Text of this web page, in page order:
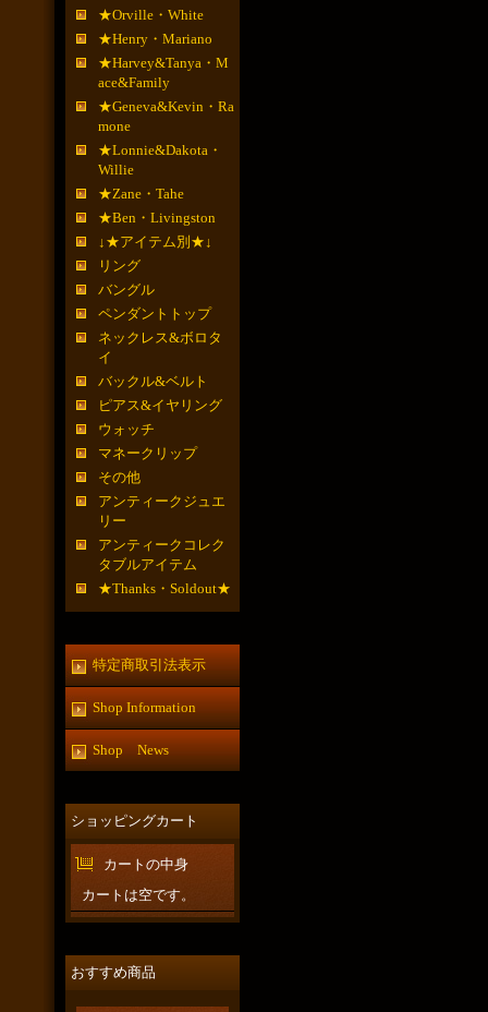
★Orville・White
★Henry・Mariano
★Harvey&Tanya・M
ace&Family
★Geneva&Kevin・Ra
mone
★Lonnie&Dakota・
Willie
★Zane・Tahe
★Ben・Livingston
↓★アイテム別★↓
リング
バングル
ペンダントトップ
ネックレス&ボロタ
イ
バックル&ベルト
ピアス&イヤリング
ウォッチ
マネークリップ
その他
アンティークジュエ
リー
アンティークコレク
タブルアイテム
★Thanks・Soldout★
特定商取引法表示
Shop Information
Shop News
ショッピングカート
カートの中身
カートは空です。
おすすめ商品